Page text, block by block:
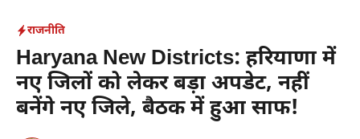
content
राजनीति
Haryana New Districts: हरियाणा में
नए जिलों को लेकर बड़ा अपडेट, नहीं
बनेंगे नए जिले, बैठक में हुआ साफ!